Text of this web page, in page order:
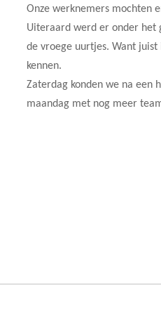
Onze werknemers mochten
Uiteraard werd er onder het
de vroege uurtjes. Want
kennen.
Zaterdag konden we na een
maandag met nog meer